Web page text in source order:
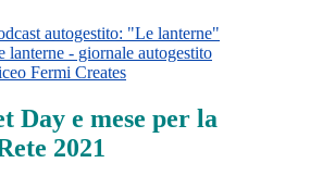
autogestito: "Le lanterne"
lanterne - giornale autogestito
Fermi Creates
Day e mese per la
2021